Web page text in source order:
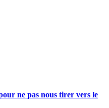
ne pas nous tirer vers le